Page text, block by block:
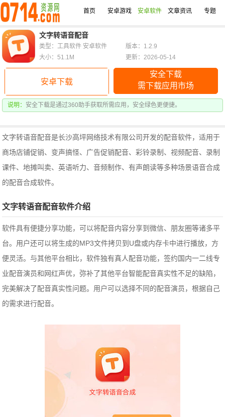
首页 安卓游戏 安卓软件 文章资讯 专题
文字转语音配音
安卓下载
安全下载
需下载应用市场
说明： 安全下载是通过360助手获取所需应用，安全绿色更便捷。
类型：工具软件 安卓软件
版本：1.2.9
大小：51.1M
更新：2026-05-14
文字转语音配音是长沙高坪网络技术有限公司开发的配音软件，适用于
商场店铺促销、变声搞怪、广告促销配音、彩铃录制、视频配音、录制
课件、地摊叫卖、英语听力、音频制作、有声朗读等多种场景语音合成
的配音合成软件。
文字转语音配音软件介绍
软件具有便捷分享功能，可以将配音内容分享到微信、朋友圈等诸多平
台。用户还可以将生成的MP3文件拷贝到U盘或内存卡中进行播放，方
便灵活。与其他平台相比，软件独有真人配音功能，签约国内一二线专
业配音演员和网红声优，弥补了其他平台智能配音真实性不足的缺陷，
完美解决了配音真实性问题。用户可以选择不同的配音演员，根据自己
的需求进行配音。